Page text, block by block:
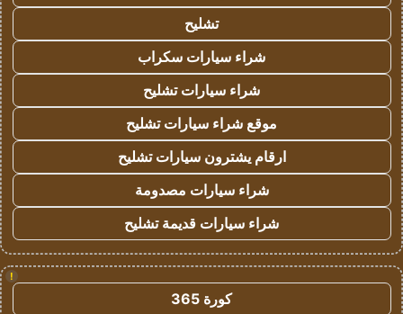
تشليح
شراء سيارات سكراب
شراء سيارات تشليح
موقع شراء سيارات تشليح
ارقام يشترون سيارات تشليح
شراء سيارات مصدومة
شراء سيارات قديمة تشليح
!
كورة 365